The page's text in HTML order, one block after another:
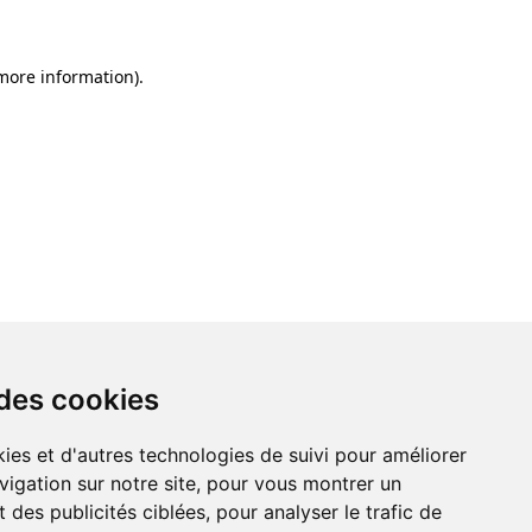
cookies
et d'autres technologies de suivi pour améliorer
sur notre site, pour vous montrer un
des publicités ciblées, pour analyser le trafic de
information).